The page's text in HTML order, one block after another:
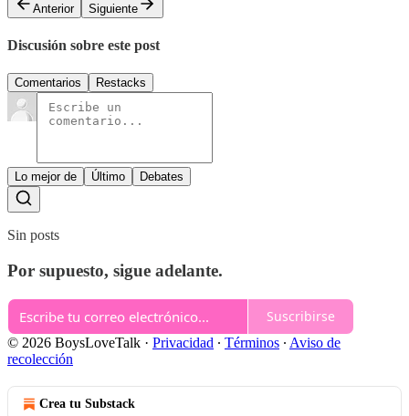
Anterior
Siguiente
Discusión sobre este post
Comentarios Restacks
Lo mejor de Último Debates
Sin posts
Por supuesto, sigue adelante.
Suscribirse
© 2026 BoysLoveTalk · Privacidad ∙ Términos ∙ Aviso de
recolección
Crea tu Substack